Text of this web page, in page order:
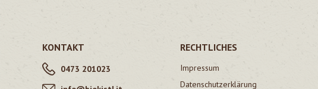
KONTAKT
0473 201023
RECHTLICHES
Impressum
Datenschutzerklärung